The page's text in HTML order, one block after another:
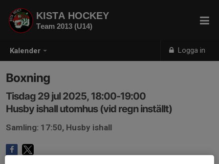
Kalender Logga in
KISTA HOCKEY
Team 2013 (U14)
Boxning
Tisdag 29 jul 2025, 18:00-19:00
Husby ishall utomhus (vid regn inställt)
Samling: 17:50, Husby ishall